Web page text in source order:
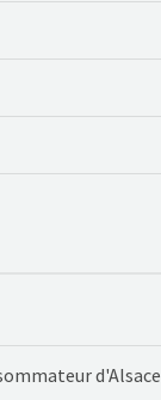
d'Alsace